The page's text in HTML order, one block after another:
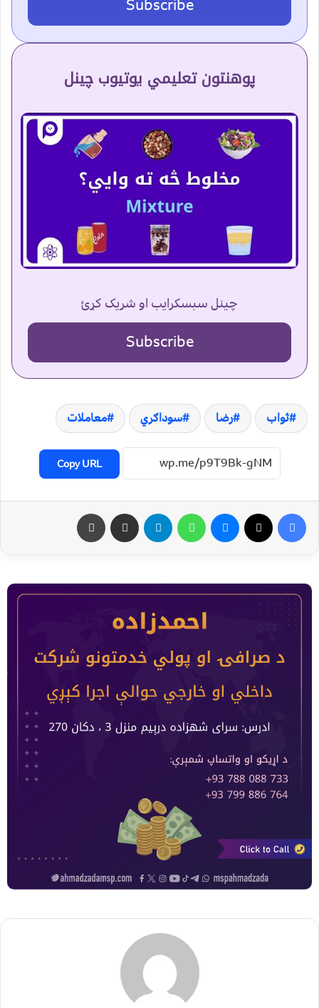
Subscribe
پوهنتون تعلیمي یوتیوب چینل
چینل سبسکرایب او شریک کړئ
Subscribe
ثواب رضا سوداګري معاملات
Copy URL